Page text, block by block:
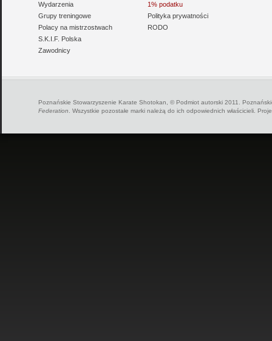
Wydarzenia
Grupy treningowe
Polacy na mistrzostwach
S.K.I.F. Polska
Zawodnicy
1% podatku
Polityka prywatności
RODO
Poznańskie Stowarzyszenie Karate Shotokan, © Podmiot autorski 2011.
Federation . Wszystkie pozostałe marki należą do ich odpowiednich właścicieli.